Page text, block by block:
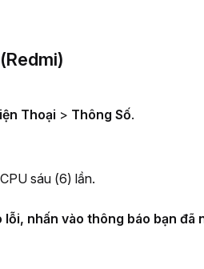
Thoại > Thông Số.
sáu (6) lần.
nhấn vào thông báo bạn đã